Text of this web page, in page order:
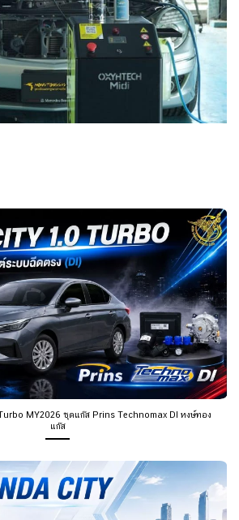
MY2026 ชุดแก๊ส Prins Technomax DI หงษ์ทอง
แก๊ส